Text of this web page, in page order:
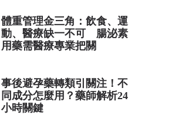
體重管理金三角：飲食、運
動、醫療缺一不可 腸泌素
用藥需醫療專業把關
事後避孕藥轉類引關注！不
同成分怎麼用？藥師解析24
小時關鍵